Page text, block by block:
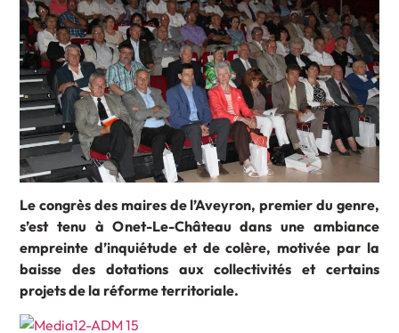
Le congrès des maires de l’Aveyron, premier du genre,
s’est tenu à Onet-Le-Château dans une ambiance
empreinte d’inquiétude et de colère, motivée par la
baisse des dotations aux collectivités et certains
projets de la réforme territoriale.